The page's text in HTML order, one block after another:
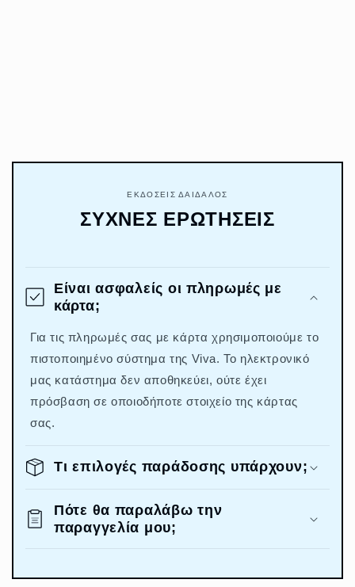
ΕΚΔΟΣΕΙΣ ΔΑΙΔΑΛΟΣ
ΣΥΧΝΕΣ ΕΡΩΤΗΣΕΙΣ
Είναι ασφαλείς οι πληρωμές με
κάρτα;
Για τις πληρωμές σας με κάρτα χρησιμοποιούμε το
πιστοποιημένο σύστημα της Viva. Το ηλεκτρονικό
μας κατάστημα δεν αποθηκεύει, ούτε έχει
πρόσβαση σε οποιοδήποτε στοιχείο της κάρτας
σας.
Τι επιλογές παράδοσης υπάρχουν;
Πότε θα παραλάβω την
παραγγελία μου;